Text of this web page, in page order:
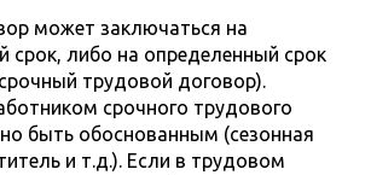
может заключаться на
срок, либо на определенный срок
трудовой договор).
срочного трудового
быть обоснованным (сезонная
и т.д.). Если в трудовом